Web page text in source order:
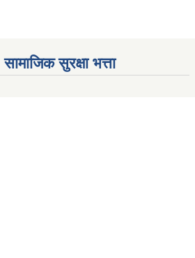
सामाजिक सुरक्षा भत्ता